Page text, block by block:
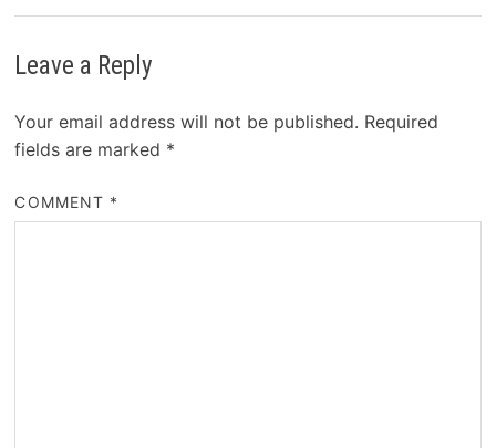
Leave a Reply
Your email address will not be published. Required
fields are marked *
COMMENT *